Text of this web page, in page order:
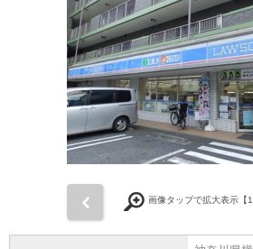
画像タップで拡大表示【1